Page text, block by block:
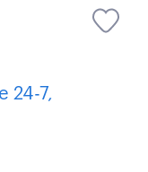
24-7,